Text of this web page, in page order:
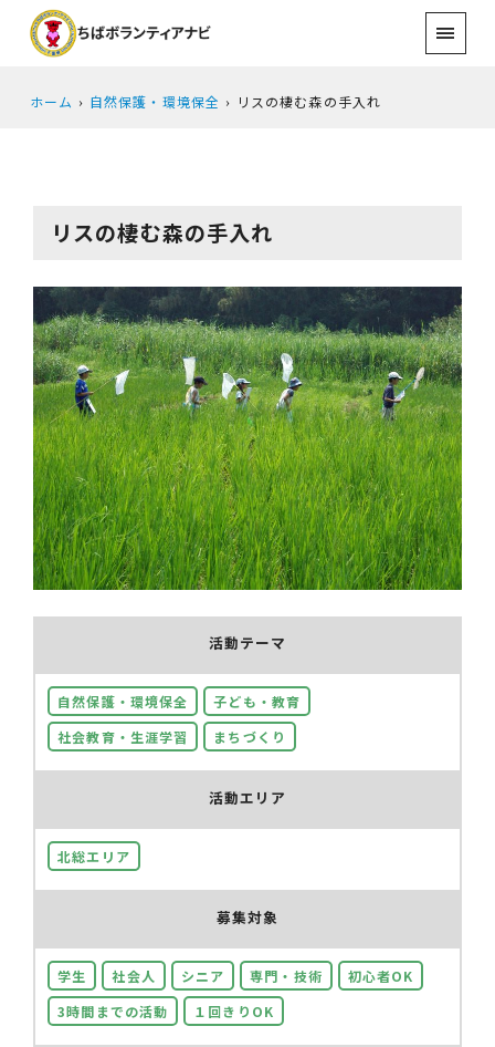
ホーム 自然保護・環境保全 リスの棲む森の手入れ
リスの棲む森の手入れ
活動テーマ
自然保護・環境保全
子ども・教育
社会教育・生涯学習
まちづくり
活動エリア
北総エリア
募集対象
学生 社会人 シニア 専門・技術
初心者OK
3時間までの活動
１回きりOK